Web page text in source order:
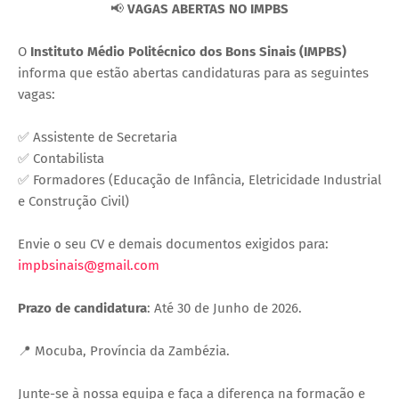
📢 VAGAS ABERTAS NO IMPBS
O Instituto Médio Politécnico dos Bons Sinais (IMPBS)
informa que estão abertas candidaturas para as seguintes
vagas:
✅ Assistente de Secretaria
✅ Contabilista
✅ Formadores (Educação de Infância, Eletricidade Industrial
e Construção Civil)
Envie o seu CV e demais documentos exigidos para:
impbsinais@gmail.com
Prazo de candidatura: Até 30 de Junho de 2026.
📍 Mocuba, Província da Zambézia.
Junte-se à nossa equipa e faça a diferença na formação e